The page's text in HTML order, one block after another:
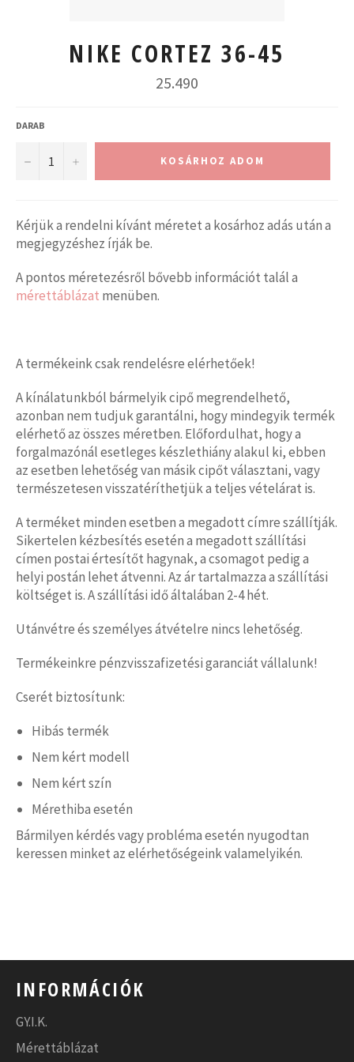
NIKE CORTEZ 36-45
Normál
ár
25.490
DARAB
− + KOSÁRHOZ ADOM
Kérjük a rendelni kívánt méretet a kosárhoz adás után a
megjegyzéshez írják be.
A pontos méretezésről bővebb információt talál a
mérettáblázat menüben.
A termékeink csak rendelésre elérhetőek!
A kínálatunkból bármelyik cipő megrendelhető,
azonban nem tudjuk garantálni, hogy mindegyik termék
elérhető az összes méretben. Előfordulhat, hogy a
forgalmazónál esetleges készlethiány alakul ki, ebben
az esetben lehetőség van másik cipőt választani, vagy
természetesen visszatéríthetjük a teljes vételárat is.
A terméket minden esetben a megadott címre szállítják.
Sikertelen kézbesítés esetén a megadott szállítási
címen postai értesítőt hagynak, a csomagot pedig a
helyi postán lehet átvenni. Az ár tartalmazza a szállítási
költséget is. A szállítási idő általában 2-4 hét.
Utánvétre és személyes átvételre nincs lehetőség.
Termékeinkre pénzvisszafizetési garanciát vállalunk!
Cserét biztosítunk:
Hibás termék
Nem kért modell
Nem kért szín
Mérethiba esetén
Bármilyen kérdés vagy probléma esetén nyugodtan
keressen minket az elérhetőségeink valamelyikén.
INFORMÁCIÓK
GY.I.K.
Mérettáblázat